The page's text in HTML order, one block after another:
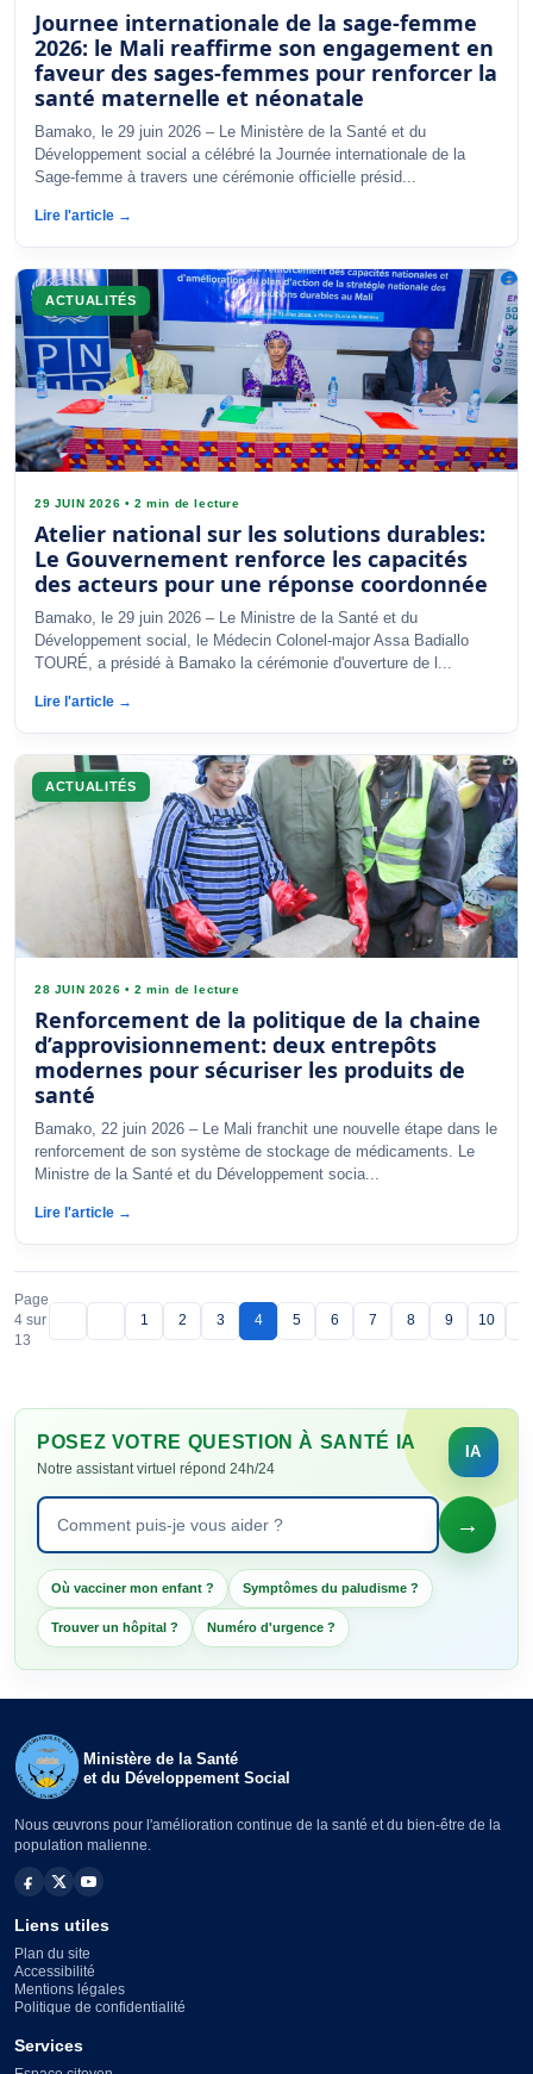
Journee internationale de la sage-femme
2026: le Mali reaffirme son engagement en
faveur des sages-femmes pour renforcer la
santé maternelle et néonatale
Bamako, le 29 juin 2026 – Le Ministère de la Santé et du
Développement social a célébré la Journée internationale de la
Sage-femme à travers une cérémonie officielle présid...
Lire l'article →
ACTUALITÉS
29 JUIN 2026 •2 min de lecture
Atelier national sur les solutions durables:
Le Gouvernement renforce les capacités
des acteurs pour une réponse coordonnée
Bamako, le 29 juin 2026 – Le Ministre de la Santé et du
Développement social, le Médecin Colonel-major Assa Badiallo
TOURÉ, a présidé à Bamako la cérémonie d'ouverture de l...
Lire l'article →
ACTUALITÉS
28 JUIN 2026 •2 min de lecture
Renforcement de la politique de la chaine
d’approvisionnement: deux entrepôts
modernes pour sécuriser les produits de
santé
Bamako, 22 juin 2026 – Le Mali franchit une nouvelle étape dans le
renforcement de son système de stockage de médicaments. Le
Ministre de la Santé et du Développement socia...
Lire l'article →
Page
4 sur
13
1 2 3 4 5 6 7 8 9 10
POSEZ VOTRE QUESTION À SANTÉ IA
Notre assistant virtuel répond 24h/24
Poser une question à Santé IA →
Où vacciner mon enfant ? Symptômes du paludisme ?
Trouver un hôpital ? Numéro d'urgence ?
Ministère de la Santé
et du Développement Social
Nous œuvrons pour l'amélioration continue de la santé et du bien-être de la
population malienne.
Liens utiles
Plan du site
Accessibilité
Mentions légales
Politique de confidentialité
Services